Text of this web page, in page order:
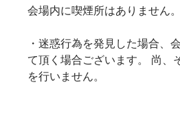
会場内に喫煙所はありません。
・迷惑行為を発見した場合、
て頂く場合ございます。 尚、
を行いません。